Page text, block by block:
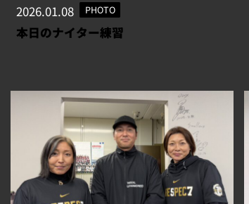
2026.01.08 PHOTO
本日のナイター練習